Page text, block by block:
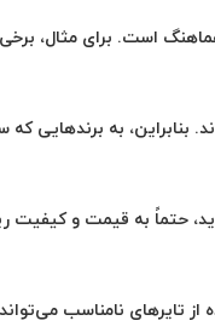
است. برای مثال،
به برندهایی
به قیمت و کیفیت